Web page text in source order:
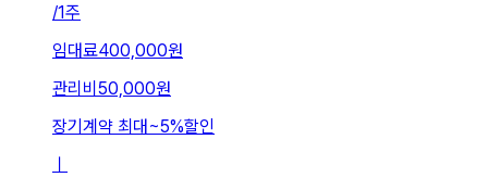
/1주
임대료400,000원
관리비 50,000원
장기계약 최대~5%할인
ㅣ